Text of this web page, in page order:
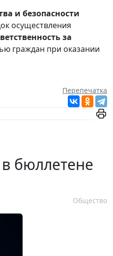
и безопасности
осуществления
за
граждан при оказании
Перепечатка
бюллетене
Общество